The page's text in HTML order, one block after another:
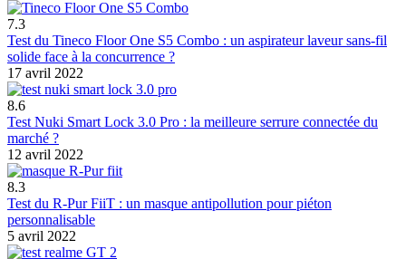
7.3
Test du Tineco Floor One S5 Combo : un aspirateur laveur sans-fil
solide face à la concurrence ?
17 avril 2022
8.6
Test Nuki Smart Lock 3.0 Pro : la meilleure serrure connectée du
marché ?
12 avril 2022
8.3
Test du R-Pur FiiT : un masque antipollution pour piéton
personnalisable
5 avril 2022